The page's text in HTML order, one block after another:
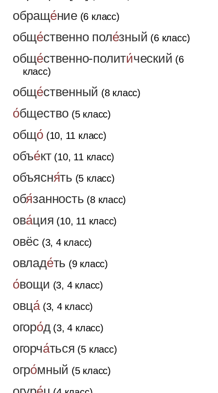
обраще́ние(6 класс)
обще́ственно поле́зный (6 класс)
обще́ственно-полити́ческий (6
класс)
обще́ственный (8 класс)
о́бщество (5 класс)
общо́(10, 11 класс)
объе́кт(10, 11 класс)
объясня́ть (5 класс)
обя́занность (8 класс)
ова́ция (10, 11 класс)
овёс(3, 4 класс)
овладе́ть (9 класс)
о́вощи (3, 4 класс)
овца́(3, 4 класс)
огоро́д(3, 4 класс)
огорча́ться (5 класс)
огро́мный (5 класс)